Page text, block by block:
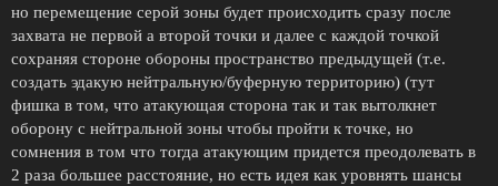
но перемещение серой зоны будет происходить сразу после
захвата не первой а второй точки и далее с каждой точкой
сохраняя стороне обороны пространство предыдущей (т.е.
создать эдакую нейтральную/буферную территорию) (тут
фишка в том, что атакующая сторона так и так вытолкнет
оборону с нейтральной зоны чтобы пройти к точке, но
сомнения в том что тогда атакующим придется преодолевать в
2 раза большее расстояние, но есть идея как уровнять шансы